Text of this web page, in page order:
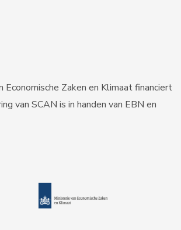
Economische Zaken en Klimaat financiert
van SCAN is in handen van EBN en